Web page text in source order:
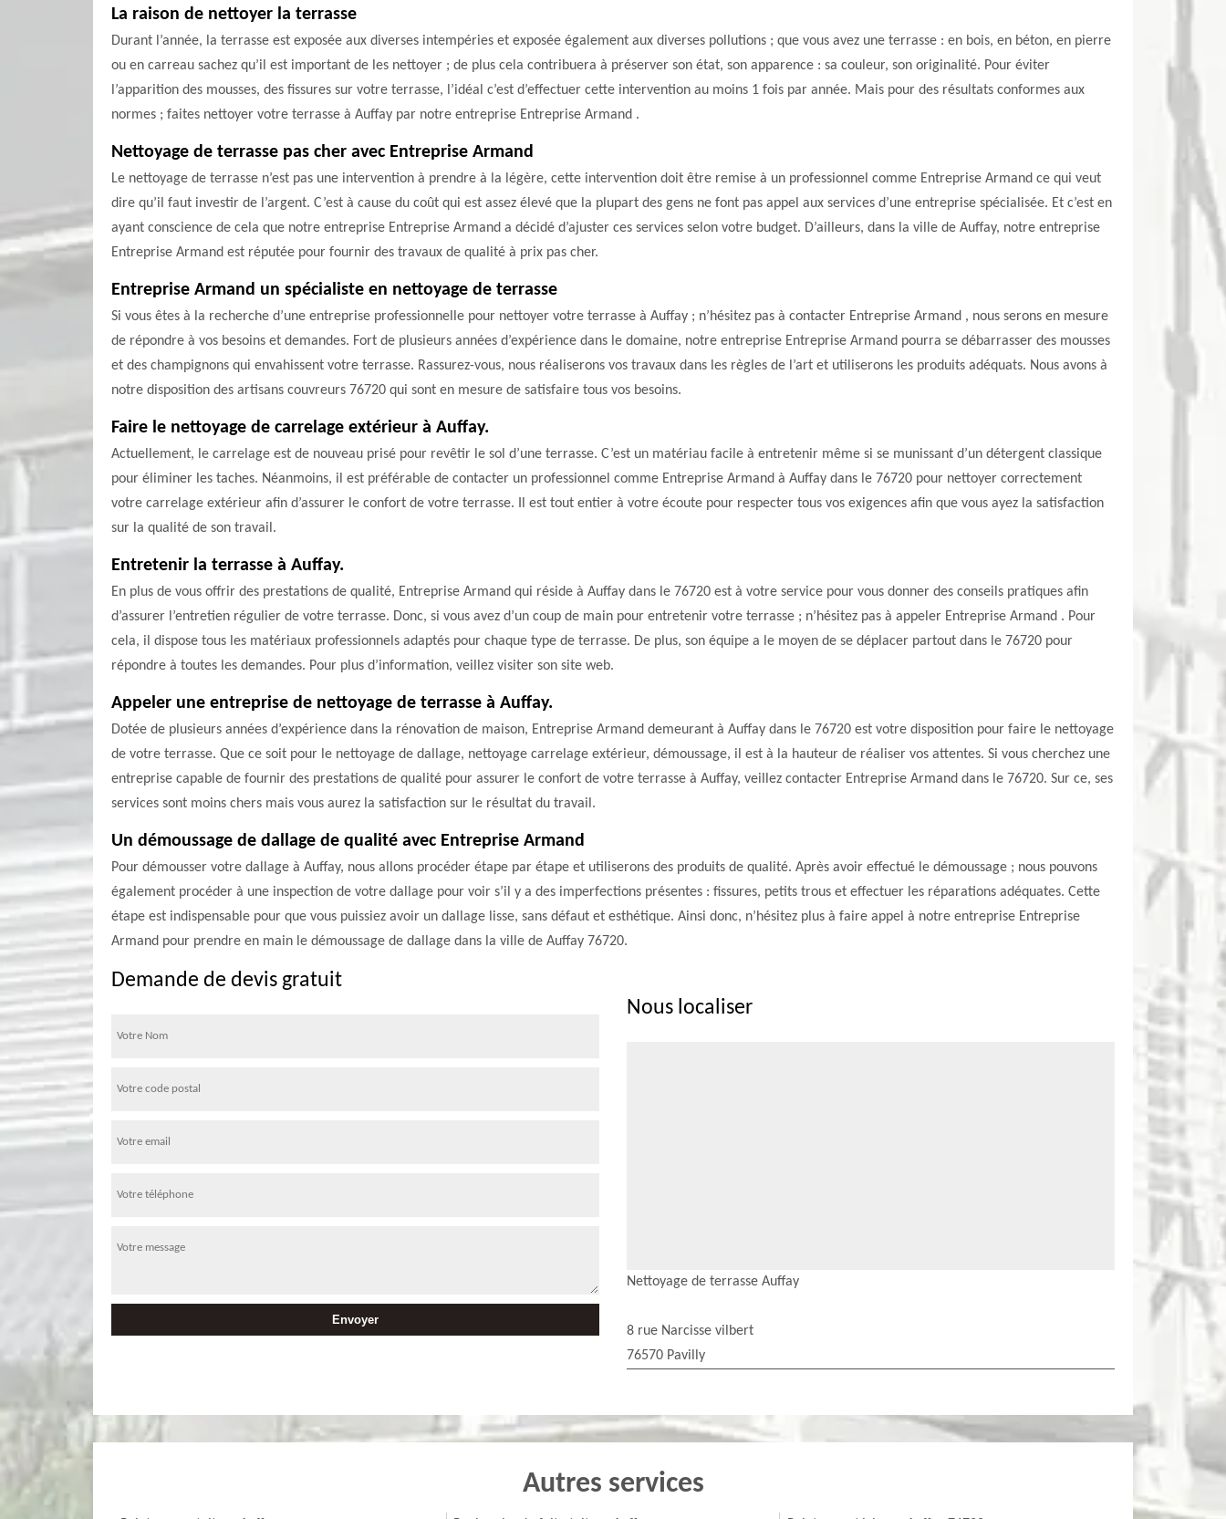
La raison de nettoyer la terrasse
Durant l’année, la terrasse est exposée aux diverses intempéries et exposée également aux diverses pollutions ; que vous avez une terrasse : en bois, en béton, en pierre
ou en carreau sachez qu’il est important de les nettoyer ; de plus cela contribuera à préserver son état, son apparence : sa couleur, son originalité. Pour éviter
l’apparition des mousses, des fissures sur votre terrasse, l’idéal c’est d’effectuer cette intervention au moins 1 fois par année. Mais pour des résultats conformes aux
normes ; faites nettoyer votre terrasse à Auffay par notre entreprise Entreprise Armand .
Nettoyage de terrasse pas cher avec Entreprise Armand
Le nettoyage de terrasse n’est pas une intervention à prendre à la légère, cette intervention doit être remise à un professionnel comme Entreprise Armand ce qui veut
dire qu’il faut investir de l’argent. C’est à cause du coût qui est assez élevé que la plupart des gens ne font pas appel aux services d’une entreprise spécialisée. Et c’est en
ayant conscience de cela que notre entreprise Entreprise Armand a décidé d’ajuster ces services selon votre budget. D’ailleurs, dans la ville de Auffay, notre entreprise
Entreprise Armand est réputée pour fournir des travaux de qualité à prix pas cher.
Entreprise Armand un spécialiste en nettoyage de terrasse
Si vous êtes à la recherche d’une entreprise professionnelle pour nettoyer votre terrasse à Auffay ; n’hésitez pas à contacter Entreprise Armand , nous serons en mesure
de répondre à vos besoins et demandes. Fort de plusieurs années d’expérience dans le domaine, notre entreprise Entreprise Armand pourra se débarrasser des mousses
et des champignons qui envahissent votre terrasse. Rassurez-vous, nous réaliserons vos travaux dans les règles de l’art et utiliserons les produits adéquats. Nous avons à
notre disposition des artisans couvreurs 76720 qui sont en mesure de satisfaire tous vos besoins.
Faire le nettoyage de carrelage extérieur à Auffay.
Actuellement, le carrelage est de nouveau prisé pour revêtir le sol d’une terrasse. C’est un matériau facile à entretenir même si se munissant d’un détergent classique
pour éliminer les taches. Néanmoins, il est préférable de contacter un professionnel comme Entreprise Armand à Auffay dans le 76720 pour nettoyer correctement
votre carrelage extérieur afin d’assurer le confort de votre terrasse. Il est tout entier à votre écoute pour respecter tous vos exigences afin que vous ayez la satisfaction
sur la qualité de son travail.
Entretenir la terrasse à Auffay.
En plus de vous offrir des prestations de qualité, Entreprise Armand qui réside à Auffay dans le 76720 est à votre service pour vous donner des conseils pratiques afin
d’assurer l’entretien régulier de votre terrasse. Donc, si vous avez d’un coup de main pour entretenir votre terrasse ; n’hésitez pas à appeler Entreprise Armand . Pour
cela, il dispose tous les matériaux professionnels adaptés pour chaque type de terrasse. De plus, son équipe a le moyen de se déplacer partout dans le 76720 pour
répondre à toutes les demandes. Pour plus d’information, veillez visiter son site web.
Appeler une entreprise de nettoyage de terrasse à Auffay.
Dotée de plusieurs années d’expérience dans la rénovation de maison, Entreprise Armand demeurant à Auffay dans le 76720 est votre disposition pour faire le nettoyage
de votre terrasse. Que ce soit pour le nettoyage de dallage, nettoyage carrelage extérieur, démoussage, il est à la hauteur de réaliser vos attentes. Si vous cherchez une
entreprise capable de fournir des prestations de qualité pour assurer le confort de votre terrasse à Auffay, veillez contacter Entreprise Armand dans le 76720. Sur ce, ses
services sont moins chers mais vous aurez la satisfaction sur le résultat du travail.
Un démoussage de dallage de qualité avec Entreprise Armand
Pour démousser votre dallage à Auffay, nous allons procéder étape par étape et utiliserons des produits de qualité. Après avoir effectué le démoussage ; nous pouvons
également procéder à une inspection de votre dallage pour voir s’il y a des imperfections présentes : fissures, petits trous et effectuer les réparations adéquates. Cette
étape est indispensable pour que vous puissiez avoir un dallage lisse, sans défaut et esthétique. Ainsi donc, n’hésitez plus à faire appel à notre entreprise Entreprise
Armand pour prendre en main le démoussage de dallage dans la ville de Auffay 76720.
Demande de devis gratuit
Nous localiser
Nettoyage de terrasse Auffay
8 rue Narcisse vilbert
76570 Pavilly
Autres services